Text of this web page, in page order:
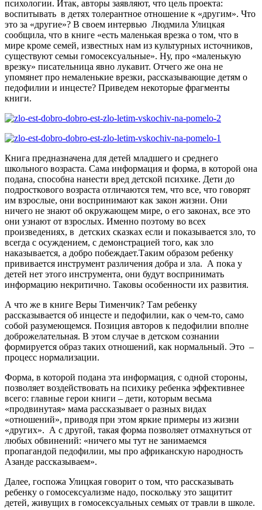
психологии. Итак, авторы заявляют, что цель проекта:
воспитывать в детях толерантное отношение к «другим». Что
это за «другие»? В своем интервью Людмила Улицкая
сообщила, что в книге «есть маленькая врезка о том, что в
мире кроме семей, известных нам из культурных источников,
существуют семьи гомосексуальные». Ну, про «маленькую
врезку» писательница явно лукавит. Отчего же она не
упомянет про немаленькие врезки, рассказывающие детям о
педофилии и инцесте? Приведем некоторые фрагменты
книги.
Книга предназначена для детей младшего и среднего
школьного возраста. Сама информация и форма, в которой она
подана, способна нанести вред детской психике. Дети до
подросткового возраста отличаются тем, что все, что говорят
им взрослые, они воспринимают как закон жизни. Они
ничего не знают об окружающем мире, о его законах, все это
они узнают от взрослых. Именно поэтому во всех
произведениях, в детских сказках если и показывается зло, то
всегда с осуждением, с демонстрацией того, как зло
наказывается, а добро побеждает.Таким образом ребенку
прививается инструмент различения добра и зла. А пока у
детей нет этого инструмента, они будут воспринимать
информацию некритично. Таковы особенности их развития.
А что же в книге Веры Тименчик? Там ребенку
рассказывается об инцесте и педофилии, как о чем-то, само
собой разумеющемся. Позиция авторов к педофилии вполне
доброжелательная. В этом случае в детском сознании
формируется образ таких отношений, как нормальный. Это –
процесс нормализации.
Форма, в которой подана эта информация, с одной стороны,
позволяет воздействовать на психику ребенка эффективнее
всего: главные герои книги – дети, которым весьма
«продвинутая» мама рассказывает о разных видах
«отношений», приводя при этом яркие примеры из жизни
«других». А с другой, такая форма позволяет отмахнуться от
любых обвинений: «ничего мы тут не занимаемся
пропагандой педофилии, мы про африканскую народность
Азанде рассказываем».
Далее, госпожа Улицкая говорит о том, что рассказывать
ребенку о гомосексуализме надо, поскольку это защитит
детей, живущих в гомосексуальных семьях от травли в школе.